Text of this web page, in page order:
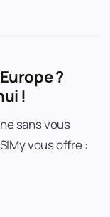
?
!
sans vous
vous offre :